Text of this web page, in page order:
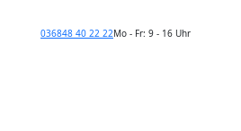
036848 40 22 22Mo - Fr: 9 - 16 Uhr